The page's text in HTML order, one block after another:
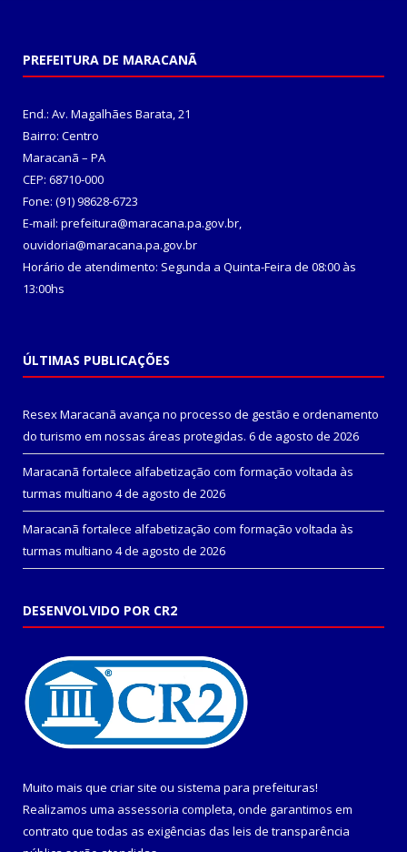
PREFEITURA DE MARACANÃ
End.: Av. Magalhães Barata, 21
Bairro: Centro
Maracanã – PA
CEP: 68710-000
Fone: (91) 98628-6723
E-mail: prefeitura@maracana.pa.gov.br,
ouvidoria@maracana.pa.gov.br
Horário de atendimento: Segunda a Quinta-Feira de 08:00 às
13:00hs
ÚLTIMAS PUBLICAÇÕES
Resex Maracanã avança no processo de gestão e ordenamento
do turismo em nossas áreas protegidas. 6 de agosto de 2026
Maracanã fortalece alfabetização com formação voltada às
turmas multiano 4 de agosto de 2026
Maracanã fortalece alfabetização com formação voltada às
turmas multiano 4 de agosto de 2026
DESENVOLVIDO POR CR2
Muito mais que criar site ou sistema para prefeituras!
Realizamos uma assessoria completa, onde garantimos em
contrato que todas as exigências das leis de transparência